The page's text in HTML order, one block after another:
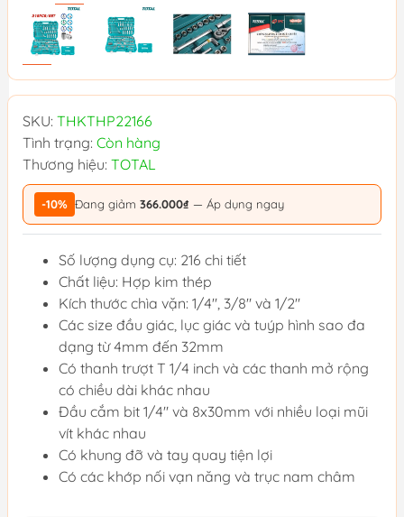
SKU: THKTHP22166
Tình trạng: Còn hàng
Thương hiệu: TOTAL
-10% Đang giảm 366.000₫ — Áp dụng ngay
Số lượng dụng cụ: 216 chi tiết
Chất liệu: Hợp kim thép
Kích thước chìa vặn: 1/4", 3/8" và 1/2"
Các size đầu giác, lục giác và tuýp hình sao đa
dạng từ 4mm đến 32mm
Có thanh trượt T 1/4 inch và các thanh mở rộng
có chiều dài khác nhau
Đầu cắm bit 1/4" và 8x30mm với nhiều loại mũi
vít khác nhau
Có khung đỡ và tay quay tiện lợi
Có các khớp nối vạn năng và trục nam châm